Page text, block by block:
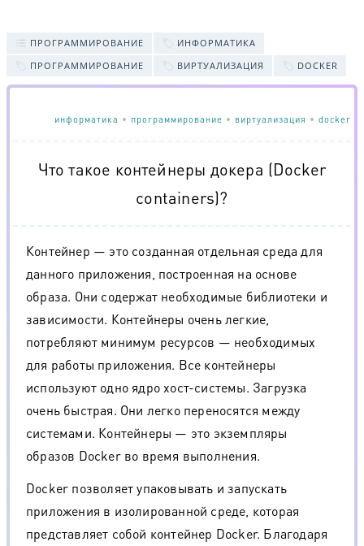
ПРОГРАММИРОВАНИЕ
ИНФОРМАТИКА
ПРОГРАММИРОВАНИЕ
ВИРТУАЛИЗАЦИЯ DOCKER
информатика • программирование • виртуализация • docker
Что такое контейнеры докера (Docker
containers)?
Контейнер — это созданная отдельная среда для
данного приложения, построенная на основе
образа. Они содержат необходимые библиотеки и
зависимости. Контейнеры очень легкие,
потребляют минимум ресурсов — необходимых
для работы приложения. Все контейнеры
используют одно ядро хост-системы. Загрузка
очень быстрая. Они легко переносятся между
системами. Контейнеры — это экземпляры
образов Docker во время выполнения.
Docker позволяет упаковывать и запускать
приложения в изолированной среде, которая
представляет собой контейнер Docker. Благодаря